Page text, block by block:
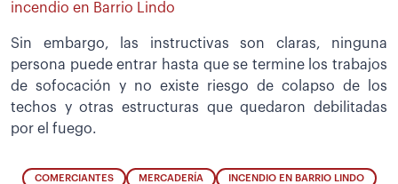
incendio en Barrio Lindo
Sin embargo, las instructivas son claras, ninguna
persona puede entrar hasta que se termine los trabajos
de sofocación y no existe riesgo de colapso de los
techos y otras estructuras que quedaron debilitadas
por el fuego.
COMERCIANTES MERCADERÍA INCENDIO EN BARRIO LINDO